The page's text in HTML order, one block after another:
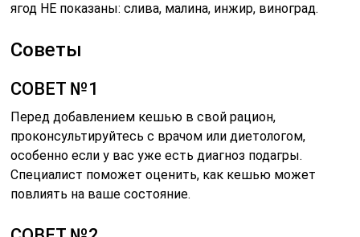
ягод НЕ показаны: слива, малина, инжир, виноград.
Советы
СОВЕТ №1
Перед добавлением кешью в свой рацион,
проконсультируйтесь с врачом или диетологом,
особенно если у вас уже есть диагноз подагры.
Специалист поможет оценить, как кешью может
повлиять на ваше состояние.